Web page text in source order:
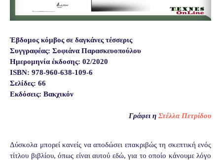
Έβδομος κόμβος σε δαγκάνες τέσσερις
Συγγραφέας: Σοφιάνα Παρασκευοπούλου
Ημερομηνία έκδοσης: 02/2020
ISBN: 978-960-638-109-6
Σελίδες: 66
Εκδόσεις: Βακχικόν
Γράφει η Στέλλα Πετρίδου
Δύσκολα μπορεί κανείς να αποδώσει επακριβώς τη σκεπτική ενός
τίτλου βιβλίου, όπως είναι αυτού εδώ, για το οποίο κάνουμε λόγο